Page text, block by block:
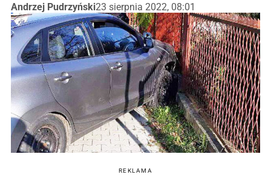
Andrzej Pudrzyński23 sierpnia 2022, 08:01
REKLAMA